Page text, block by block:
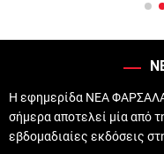
Η εφημερίδα ΝΕΑ ΦΑΡΣΑΛΑ
σήμερα αποτελεί μία από
εβδομαδιαίες εκδόσεις